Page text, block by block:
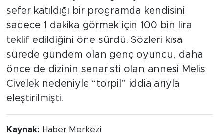
sefer katıldığı bir programda kendisini
sadece 1 dakika görmek için 100 bin lira
teklif edildiğini öne sürdü. Sözleri kısa
sürede gündem olan genç oyuncu, daha
önce de dizinin senaristi olan annesi Melis
Civelek nedeniyle “torpil” iddialarıyla
eleştirilmişti.
Kaynak: Haber Merkezi